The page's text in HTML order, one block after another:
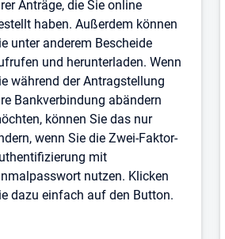
Anträge, die Sie online
haben. Außerdem können
unter anderem Bescheide
und herunterladen. Wenn
während der Antragstellung
Bankverbindung abändern
können Sie das nur
wenn Sie die Zwei-Faktor-
mit
nutzen. Klicken
dazu einfach auf den Button.